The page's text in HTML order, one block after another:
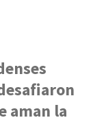
aman la